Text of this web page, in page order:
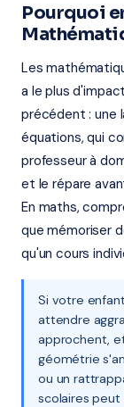
Pourquoi
Les
a le plus
précédent : une
équations, qui
professeur à
et le répare
En maths,
que mémoriser
qu'un cours
Si votre
attendre
approchent,
géométrie
ou un
scolaires